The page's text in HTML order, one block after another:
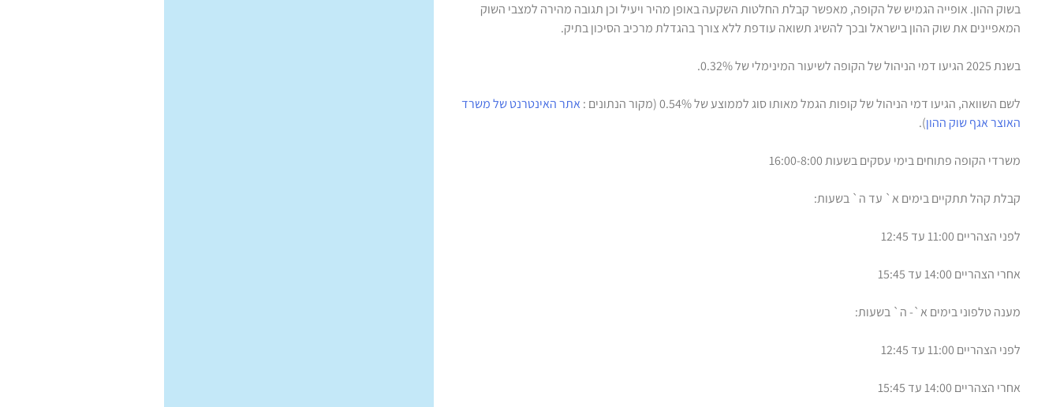
בשוק ההון. אופייה הגמיש של הקופה, מאפשר קבלת החלטות השקעה באופן מהיר ויעיל וכן תגובה מהירה למצבי השוק
המאפיינים את שוק ההון בישראל ובכך להשיג תשואה עודפת ללא צורך בהגדלת מרכיב הסיכון בתיק.
בשנת 2025 הגיעו דמי הניהול של הקופה לשיעור המינימלי של 0.32%.
לשם השוואה, הגיעו דמי הניהול של קופות הגמל מאותו סוג לממוצע של 0.54% (מקור הנתונים :
אתר האינטרנט של משרד
האוצר אגף שוק ההון).
משרדי הקופה פתוחים בימי עסקים בשעות 16:00-8:00
קבלת קהל תתקיים בימים א` עד ה` בשעות:
לפני הצהריים 11:00 עד 12:45
אחרי הצהריים 14:00 עד 15:45
מענה טלפוני בימים א`- ה` בשעות:
לפני הצהריים 11:00 עד 12:45
אחרי הצהריים 14:00 עד 15:45